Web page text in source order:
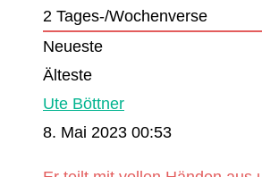
2 Tages-/Wochenverse
Neueste
Älteste
Ute Böttner
8. Mai 2023 00:53